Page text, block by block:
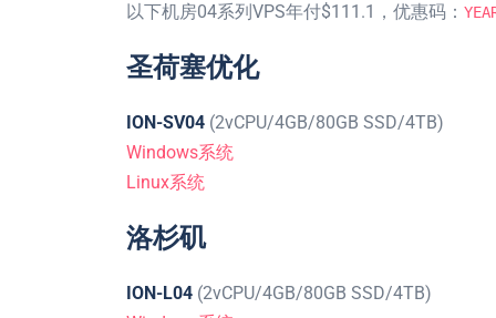
以下机房04系列VPS年付$111.1，优惠码：
圣荷塞优化
ION-SV04 (2vCPU/4GB/80GB SSD/4TB)
Windows系统
Linux系统
洛杉矶
ION-L04 (2vCPU/4GB/80GB SSD/4TB)